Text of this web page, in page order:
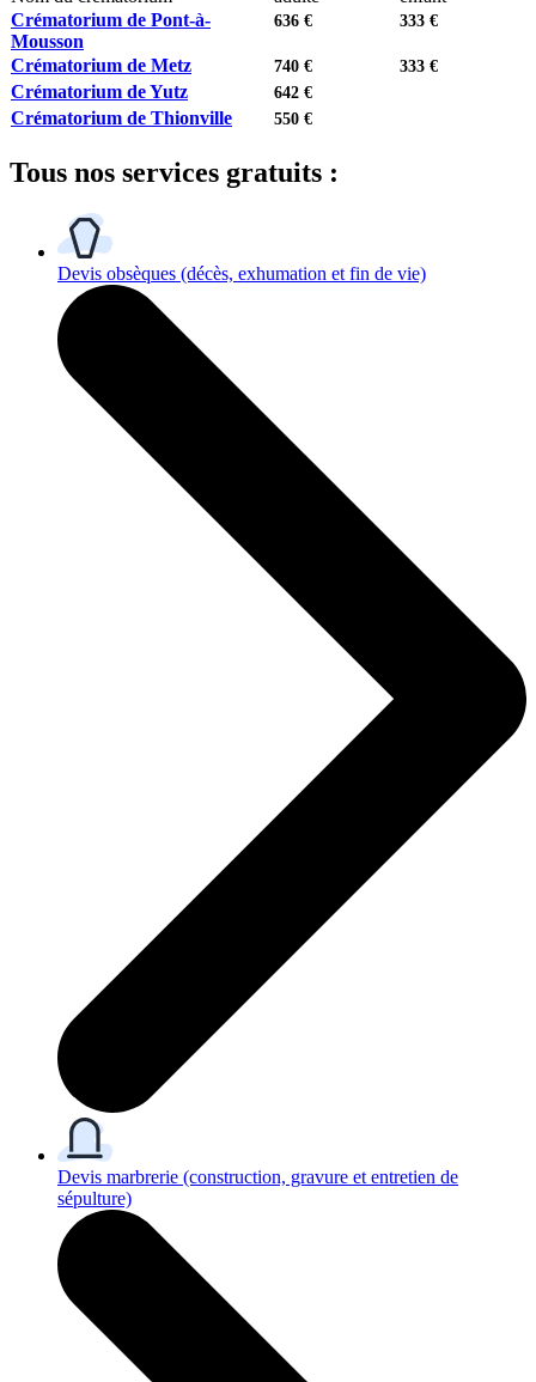
Crématorium de Pont-à-
Mousson
636 € 333 €
Crématorium de Metz 740 € 333 €
Crématorium de Yutz 642 €
Crématorium de Thionville 550 €
Tous nos services gratuits :
Devis obsèques (décès, exhumation et fin de vie)
Devis marbrerie (construction, gravure et entretien de
sépulture)